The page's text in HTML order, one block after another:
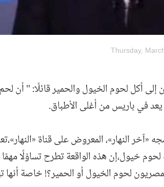
Thursday,
إلى أكل لحوم الخيول والحمير قائلًا: "
يعد في باريس من أغلى الأطباق.
«آخر النهار»، المعروض على قناة
لحوم خيول،إن هذه الواقعة تطرح تساؤلًا
المصريون لحوم الخيول أو الحمير؟! خاصة